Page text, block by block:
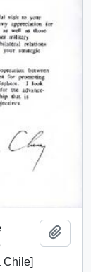
Chile]